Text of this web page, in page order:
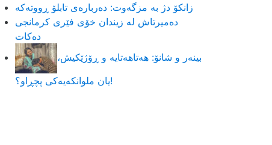
زانکۆ دژ بە مزگەوت: دەربارەى تابلۆ ڕووتەکە
ده‌میرتاش له‌ زیندان خۆی فێری كرمانجی
ده‌كات
بینەر و شانۆ: هەتاھەتایە و ڕۆژێکیش،
یان ملوانکەیەکی پچڕاو؟!